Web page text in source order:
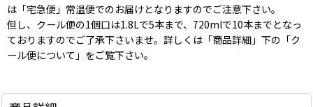
は「宅急便」常温便でのお届けとなりますのでご注意下さい。
但し、クール便の1個口は1.8Lで5本まで、720mlで10本までとなっ
ておりますのでご了承下さいませ。詳しくは「商品詳細」下の「ク
ール便について」をご覧下さい。